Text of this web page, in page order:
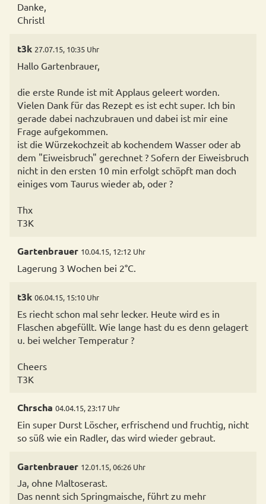
Danke,
Christl
t3k 27.07.15, 10:35 Uhr
Hallo Gartenbrauer,
die erste Runde ist mit Applaus geleert worden.
Vielen Dank für das Rezept es ist echt super. Ich bin
gerade dabei nachzubrauen und dabei ist mir eine
Frage aufgekommen.
ist die Würzekochzeit ab kochendem Wasser oder ab
dem "Eiweisbruch" gerechnet ? Sofern der Eiweisbruch
nicht in den ersten 10 min erfolgt schöpft man doch
einiges vom Taurus wieder ab, oder ?
Thx
T3K
Gartenbrauer 10.04.15, 12:12 Uhr
Lagerung 3 Wochen bei 2°C.
t3k 06.04.15, 15:10 Uhr
Es riecht schon mal sehr lecker. Heute wird es in
Flaschen abgefüllt. Wie lange hast du es denn gelagert
u. bei welcher Temperatur ?
Cheers
T3K
Chrscha 04.04.15, 23:17 Uhr
Ein super Durst Löscher, erfrischend und fruchtig, nicht
so süß wie ein Radler, das wird wieder gebraut.
Gartenbrauer 12.01.15, 06:26 Uhr
Ja, ohne Maltoserast.
Das nennt sich Springmaische, führt zu mehr